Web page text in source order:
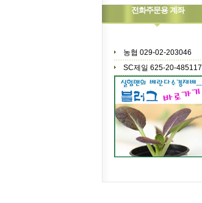
전화주문용 계좌
농협 029-02-203046
SC제일 625-20-485117